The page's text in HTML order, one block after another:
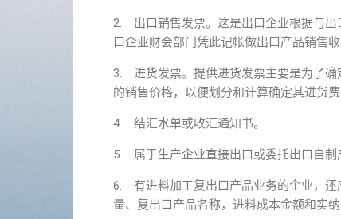
2. 出口销售发票。这是出口企业根据与出
口企业财会部门凭此记帐做出口产品销售收
3. 进货发票。提供进货发票主要是为了确
的销售价格，以便划分和计算确定其进货费
4. 结汇水单或收汇通知书。
5. 属于生产企业直接出口或委托出口自制
6. 有进料加工复出口产品业务的企业，还
量、复出口产品名称，进料成本金额和实纳